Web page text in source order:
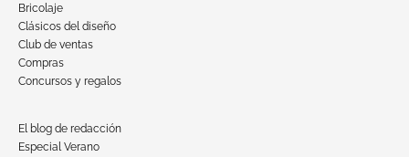
Bricolaje
Clásicos del diseño
Club de ventas
Compras
Concursos y regalos
El blog de redacción
Especial Verano